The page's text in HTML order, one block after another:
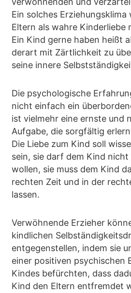
Ein solches Erziehungsklima
Eltern als wahre Kinderliebe
Ein Kind gerne haben heißt
derart mit Zärtlichkeit zu
seine innere
Die psychologische
nicht einfach ein
ist vielmehr eine ernste und
Aufgabe, die sorgfältig
Die Liebe zum Kind soll
sein, sie darf dem Kind nicht
wollen, sie muss dem Kind
rechten Zeit und in der
lassen.
Verwöhnende Erzieher
kindlichen
entgegenstellen, indem sie
einer positiven psychischen
Kindes befürchten, dass
Kind den Eltern entfremdet